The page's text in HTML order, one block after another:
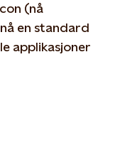
(nå
en standard
applikasjoner